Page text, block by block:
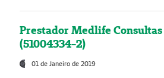
Prestador Medlife
(51004334-2)
01 de Janeiro de 2019